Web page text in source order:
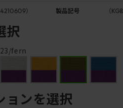
） 製品記号 （
択
fern
ョンを選択